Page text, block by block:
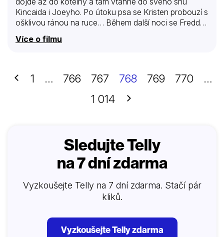
Kincaida i Joeyho. Po útoku psa se Kristen probouzí s
ošklivou ránou na ruce… Během další noci se Freddy
znovu „vrací k životu“ a Kincaid a po něm i Joey se
nedosní rána…
Více o filmu
Předchozí
1 … 766 767 768 769 770
…
1 014
Další
Sledujte Telly
na 7 dní zdarma
Vyzkoušejte Telly na 7 dní zdarma. Stačí pár
kliků.
Vyzkoušejte Telly zdarma